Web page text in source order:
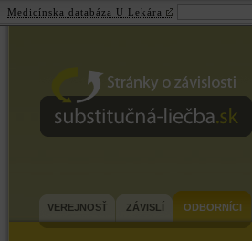
substitučná-liečba.sk
VEREJNOSŤ ZÁVISLÍ ODBORNÍCI
Medicínska databáza U Lekára